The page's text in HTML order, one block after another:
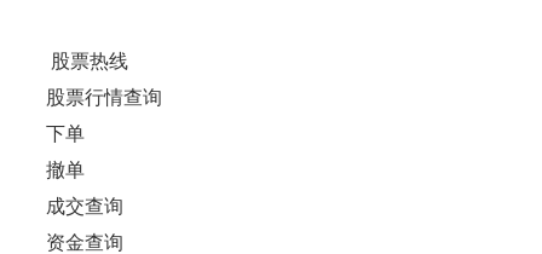
股票热线
股票行情查询
下单
撤单
成交查询
资金查询